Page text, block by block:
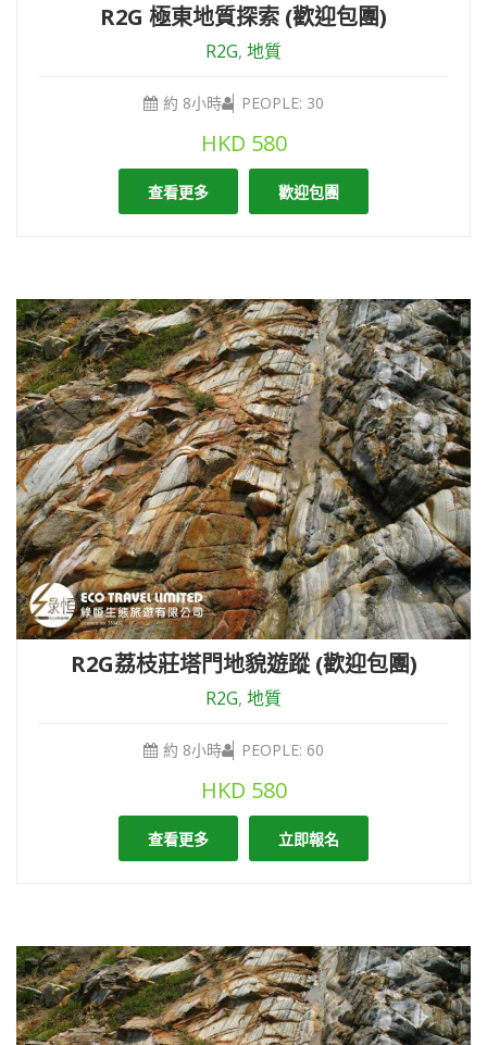
R2G 極東地質探索 (歡迎包團)
R2G, 地質
約 8小時 PEOPLE: 30
HKD 580
查看更多 歡迎包團
R2G荔枝莊塔門地貌遊蹤 (歡迎包團)
R2G, 地質
約 8小時 PEOPLE: 60
HKD 580
查看更多 立即報名